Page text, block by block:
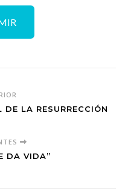
LA RESURRECCIÓN
DA VIDA”